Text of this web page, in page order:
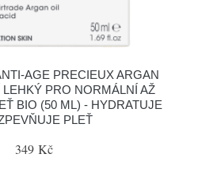
AGE PRECIEUX ARGAN
PRO NORMÁLNÍ AŽ
BIO (50 ML) - HYDRATUJE
PLEŤ
349 Kč